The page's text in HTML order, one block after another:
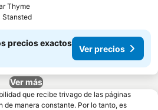
ThymeVer precios
Stansted
precios exactos
Ver precios
Ver más
que recibe trivago de las páginas
de manera constante. Por lo tanto, es